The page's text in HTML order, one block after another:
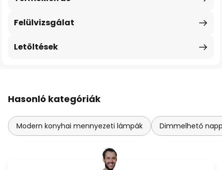
Felülvizsgálat
Letöltések
Hasonló kategóriák
Modern konyhai mennyezeti lámpák Dimmelhető